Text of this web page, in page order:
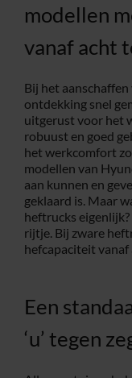
modellen
vanaf acht
Bij het
ontdekking snel
uitgerust voor het
robuust en goed
het werkcomfort
modellen van
aan kunnen en
geklaard is. Maar
heftrucks
rijtje. Bij zware
hefcapaciteit vanaf
Een
‘u’ tegen